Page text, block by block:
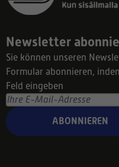
Newsletter
Sie können unseren
Formular abonnieren,
Feld eingeben
ABONNIEREN